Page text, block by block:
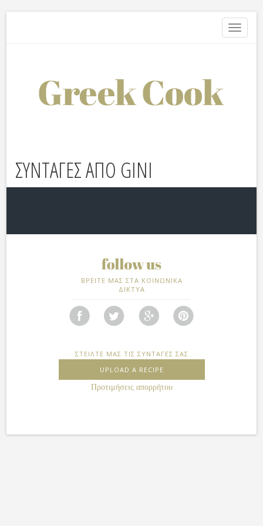
Toggle
ΣΥΝΤΑΓΕΣ ΑΠΟ GINI
ΒΡΕΙΤΕ ΜΑΣ ΣΤΑ ΚΟΙΝΩΝΙΚΑ
ΔΙΚΤΥΑ
ΣΤΕΙΛΤΕ ΜΑΣ ΤΙΣ ΣΥΝΤΑΓΕΣ ΣΑΣ
UPLOAD A RECIPE
Προτιμήσεις απορρήτου